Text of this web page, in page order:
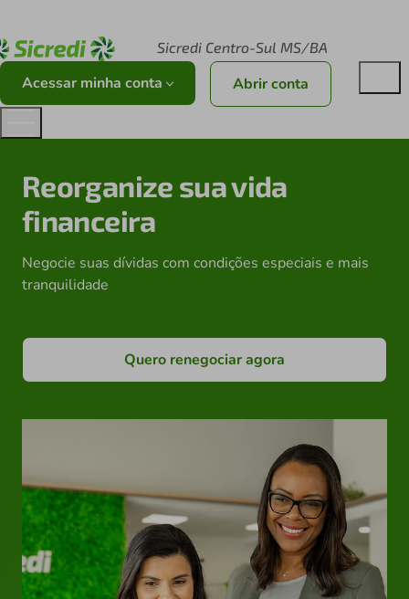
Sicredi Centro-Sul MS/BA
Acessar minha conta Abrir conta
Reorganize sua vida
financeira
Negocie suas dívidas com condições especiais e mais
tranquilidade
Quero renegociar agora